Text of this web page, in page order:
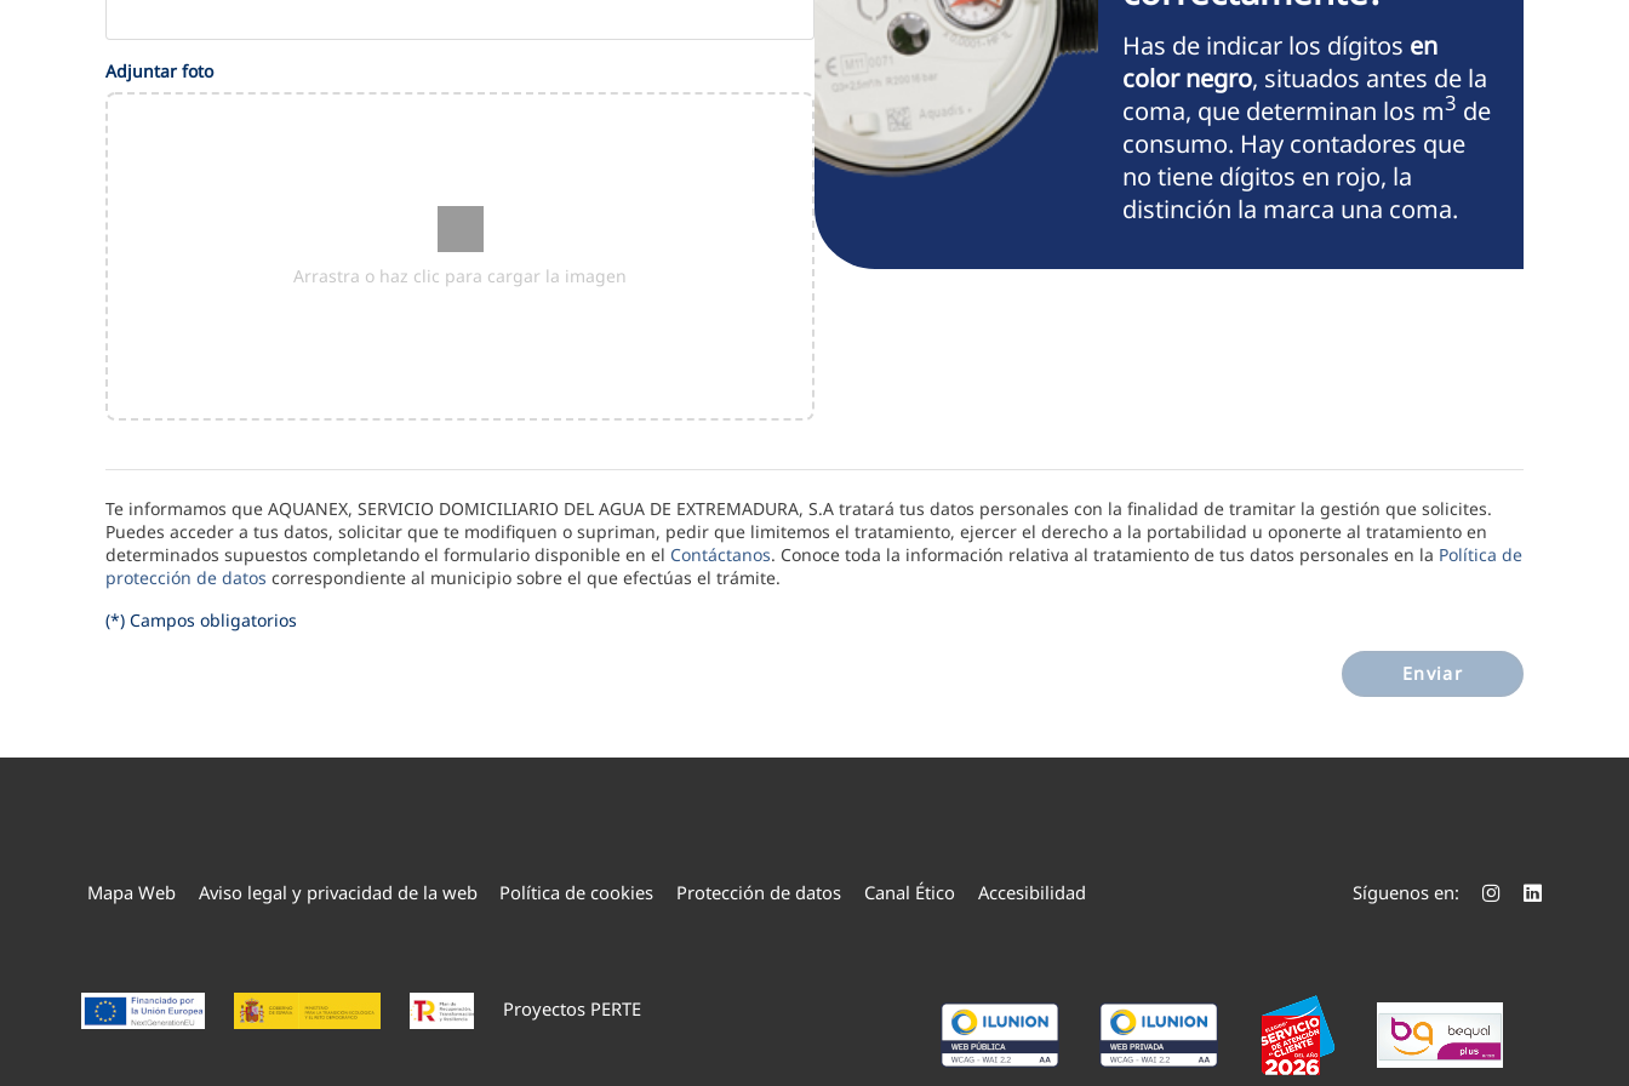
Adjuntar foto
Arrastra o haz clic para cargar la imagen
Has de indicar los dígitos en
color negro, situados antes de la
coma, que determinan los m3 de
consumo. Hay contadores que
no tiene dígitos en rojo, la
distinción la marca una coma.
Te informamos que AQUANEX, SERVICIO DOMICILIARIO DEL AGUA DE EXTREMADURA, S.A tratará tus datos personales con la finalidad de tramitar la gestión que solicites.
Puedes acceder a tus datos, solicitar que te modifiquen o supriman, pedir que limitemos el tratamiento, ejercer el derecho a la portabilidad u oponerte al tratamiento en
determinados supuestos completando el formulario disponible en el Contáctanos. Conoce toda la información relativa al tratamiento de tus datos personales en la Política de
protección de datos correspondiente al municipio sobre el que efectúas el trámite.
(*) Campos obligatorios
Enviar
Mapa Web Aviso legal y privacidad de la web Política de cookies Protección de datos Canal Ético Accesibilidad Síguenos en:
Proyectos PERTE